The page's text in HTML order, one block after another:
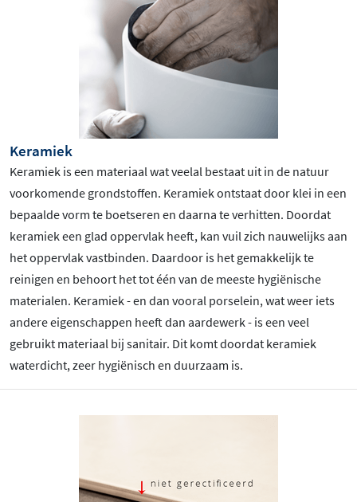
Keramiek
Keramiek is een materiaal wat veelal bestaat uit in de natuur
voorkomende grondstoffen. Keramiek ontstaat door klei in een
bepaalde vorm te boetseren en daarna te verhitten. Doordat
keramiek een glad oppervlak heeft, kan vuil zich nauwelijks aan
het oppervlak vastbinden. Daardoor is het gemakkelijk te
reinigen en behoort het tot één van de meeste hygiënische
materialen. Keramiek - en dan vooral porselein, wat weer iets
andere eigenschappen heeft dan aardewerk - is een veel
gebruikt materiaal bij sanitair. Dit komt doordat keramiek
waterdicht, zeer hygiënisch en duurzaam is.